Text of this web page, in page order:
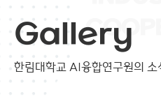
Gallery
한림대학교 AI융합연구원의 소